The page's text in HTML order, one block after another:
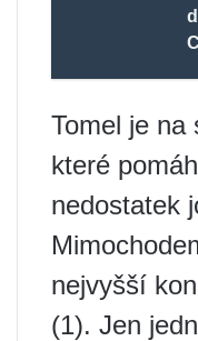
Tomel je na
které
nedostatek
nejvyšší
(1). Jen